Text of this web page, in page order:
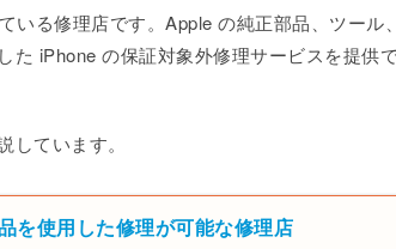
いる修理店です。Apple の純正部品、ツール
た iPhone の保証対象外修理サービスを提供
ています。
を使用した修理が可能な修理店